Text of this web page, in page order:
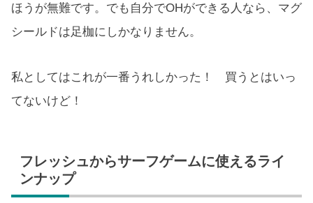
ほうが無難です。でも自分でOHができる人なら、マグ
シールドは足枷にしかなりません。
私としてはこれが一番うれしかった！ 買うとはいっ
てないけど！
フレッシュからサーフゲームに使えるライ
ンナップ